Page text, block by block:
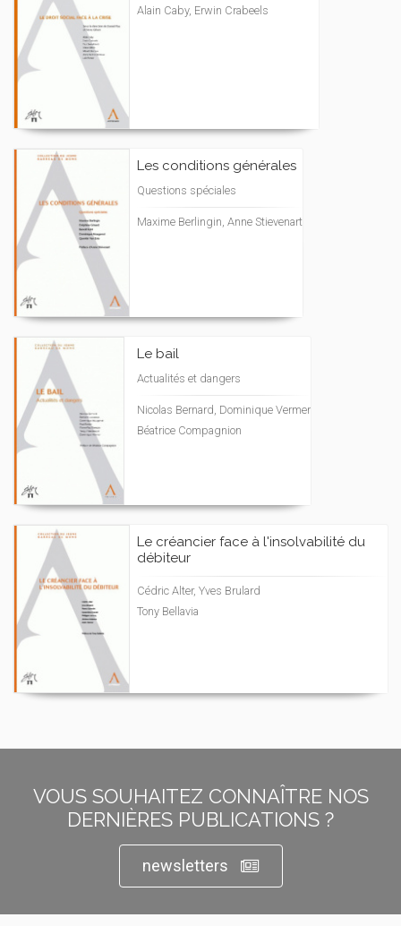
Alain Caby, Erwin Crabeels
Les conditions générales
Questions spéciales
Maxime Berlingin, Anne Stievenart
Le bail
Actualités et dangers
Nicolas Bernard, Dominique Vermer
Béatrice Compagnion
Le créancier face à l'insolvabilité du
débiteur
Cédric Alter, Yves Brulard
Tony Bellavia
VOUS SOUHAITEZ CONNAÎTRE NOS
DERNIÈRES PUBLICATIONS ?
newsletters